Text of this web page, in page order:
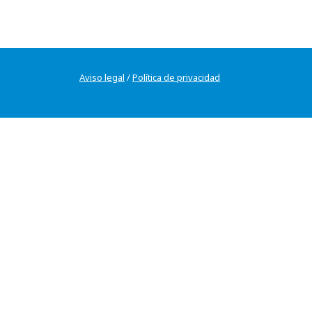
Aviso legal /Política de privacidad